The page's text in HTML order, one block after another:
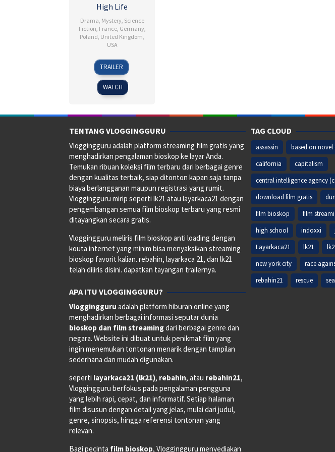
High Life
Drama, Mystery, Science
Fiction, France, Germany,
Poland, United Kingdom,
USA
26
Sep
2018
Claire
Denis
TRAILER
WATCH
TENTANG VLOGGINGGURU
Vloggingguru adalah platform streaming film gratis yang
menghadirkan pengalaman bioskop ke layar Anda.
Temukan ribuan koleksi film terbaru dari berbagai genre
dengan kualitas terbaik, siap ditonton kapan saja tanpa
biaya berlangganan maupun registrasi yang rumit.
Vloggingguru mirip seperti lk21 atau layarkaca21 dengan
pengembangan semua film bioskop terbaru yang resmi
ditayangkan secara gratis.
Vloggingguru meliris film bioskop anti loading dengan
kouta internet yang minim bisa menyaksikan streaming
bioskop favorit kalian. rebahin, layarkaca 21, dan lk21
telah diliris disini. dapatkan tayangan trailernya.
APA ITU VLOGGINGGURU?
Vloggingguru adalah platform hiburan online yang
menghadirkan berbagai informasi seputar dunia
bioskop dan film streamingdari berbagai genre dan
negara. Website ini dibuat untuk penikmat film yang
ingin menemukan tontonan menarik dengan tampilan
sederhana dan mudah digunakan.
seperti layarkaca21 (lk21), rebahin, atau rebahin21,
Vloggingguru berfokus pada pengalaman pengguna
yang lebih rapi, cepat, dan informatif. Setiap halaman
film disusun dengan detail yang jelas, mulai dari judul,
genre, sinopsis, hingga referensi tontonan yang
relevan.
Bagi pecinta film bioskop, Vloggingguru menyediakan
TAG CLOUD
assassin based on
california
capitalism
central intelligence agency
download film gratis
film bioskop
film
high school
indoxxi
Layarkaca21
lk21
new york city
race
rebahin21
rescue sea